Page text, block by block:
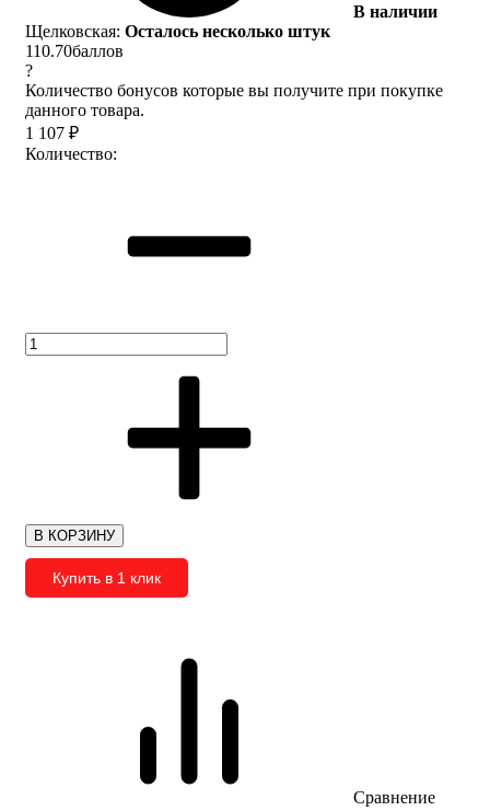
В наличии
Щелковская: Осталось несколько штук
110.70баллов
?
Количество бонусов которые вы получите при покупке
данного товара.
1 107 ₽
Количество:
В КОРЗИНУ
Купить в 1 клик
Сравнение